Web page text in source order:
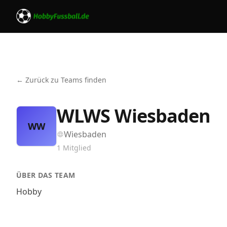
← Zurück zu Teams finden
WW WLWS Wiesbaden
Wiesbaden
1 Mitglied
ÜBER DAS TEAM
Hobby